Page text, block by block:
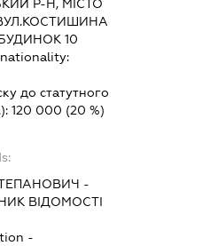
Р-Н, МІСТО
10
до статутного
120 000 (20 %)
-
ВІДОМОСТІ
-